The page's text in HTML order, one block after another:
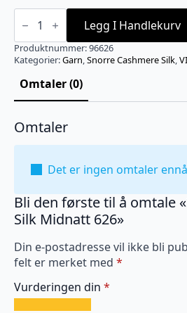
Snorre
Cashmere
Midnatt
626
antall
Legg I Handlekurv
Produktnummer:96626
Kategorier:Garn,Snorre Cashmere Silk,
Omtaler (0)
Omtaler
Det er ingen omtaler
Bli den første til å omtale
Silk Midnatt 626»
Din e-postadresse vil ikke bli
felt er merket med *
Vurderingen din *